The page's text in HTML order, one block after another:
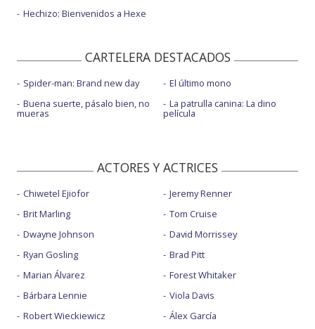
Hechizo: Bienvenidos a Hexe
CARTELERA DESTACADOS
Spider-man: Brand new day
Buena suerte, pásalo bien, no
mueras
El último mono
La patrulla canina: La dino
película
ACTORES Y ACTRICES
Chiwetel Ejiofor
Brit Marling
Dwayne Johnson
Ryan Gosling
Marian Álvarez
Bárbara Lennie
Robert Wieckiewicz
Jeremy Renner
Tom Cruise
David Morrissey
Brad Pitt
Forest Whitaker
Viola Davis
Álex García